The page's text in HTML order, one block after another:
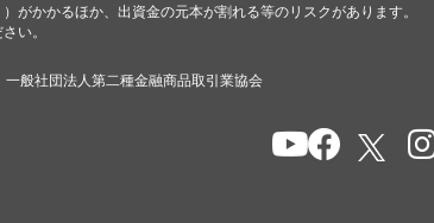
がかかるほか、出資金の元本が割れる等のリスクがあります。
い。
般社団法人第二種金融商品取引業協会